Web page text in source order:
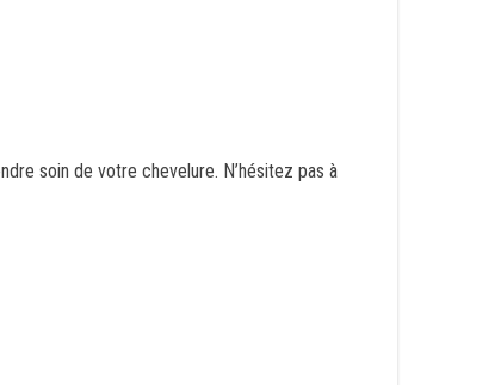
soin de votre chevelure. N’hésitez pas à